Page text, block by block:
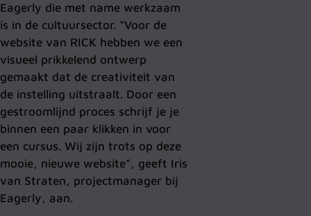
Eagerly die met name werkzaam
is in de cultuursector. “Voor de
website van RICK hebben we een
visueel prikkelend ontwerp
gemaakt dat de creativiteit van
de instelling uitstraalt. Door een
gestroomlijnd proces schrijf je je
binnen een paar klikken in voor
een cursus. Wij zijn trots op deze
mooie, nieuwe website”, geeft Iris
van Straten, projectmanager bij
Eagerly, aan.